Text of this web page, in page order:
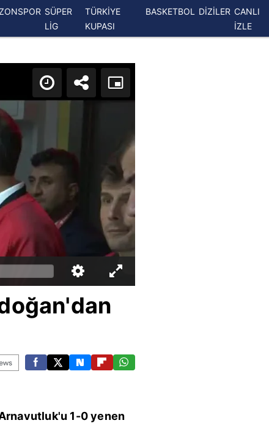
SÜPER
LİG
TÜRKİYE
KUPASI
BASKETBOL DİZİLER CANLI
İZLE
1-0 yenen